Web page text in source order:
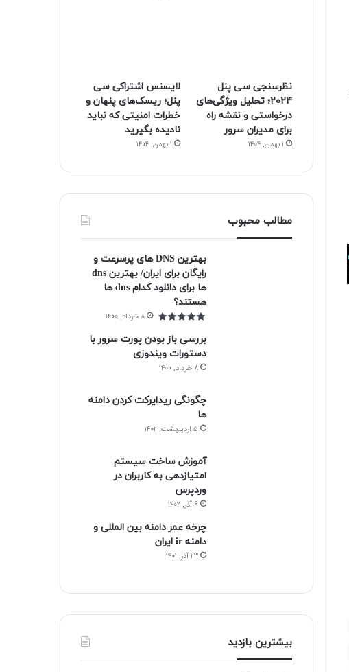
نظرسنجی سی پنل
۲۰۲۴؛ تحلیل ویژگی‌های
درخواستی و نقشه راه
برای مدیران سرور
۱ بهمن, ۱۴۰۴
لایسنس اشتراکی سی
پنل؛ ریسک‌های پنهان و
خطرات امنیتی که نباید
نادیده بگیرید
۱ بهمن, ۱۴۰۴
مطالب محبوب
بهترین DNS های پرسرعت و
رایگان برای ایران/ بهترین dns
ها برای دانلود کدام dns ها
هستند؟
۸ خرداد, ۱۴۰۰
بررسی باز بودن پورت سرور با
دستورات ویندوزی
۸ خرداد, ۱۴۰۰
چگونگی ریدایرکت کردن دامنه
ها
۵ اردیبهشت, ۱۴۰۲
آموزش ساخت سیستم
امتیازدهی به کاربران در
وردپرس
۶ آذر, ۱۴۰۲
چرخه عمر دامنه بین المللی و
دامنه ir ایران
۲۳ آذر, ۱۴۰۱
بیشترین بازدید